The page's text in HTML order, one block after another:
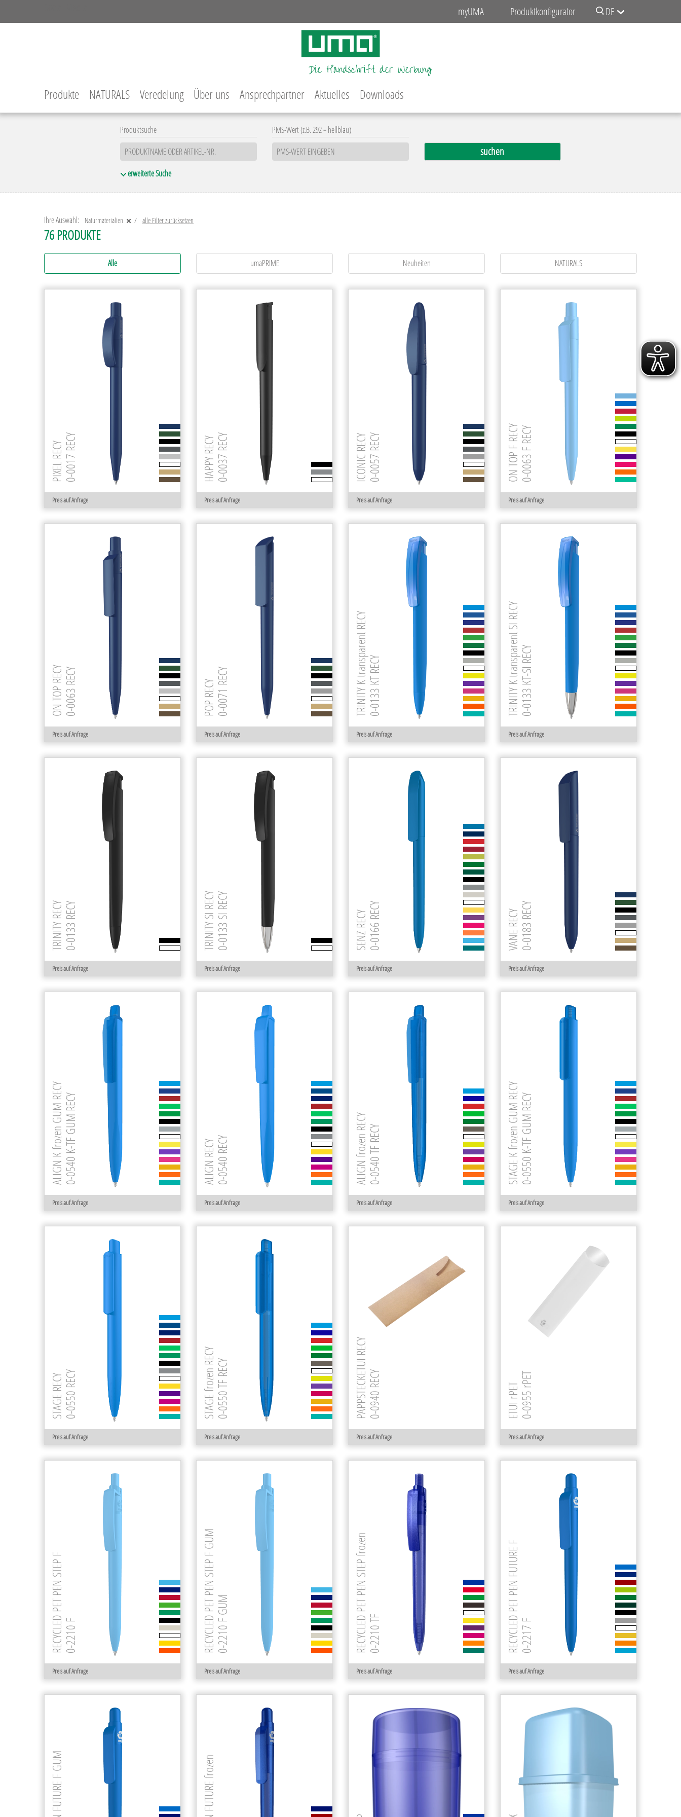
DE
myUMA Produktkonfigurator
Produkte NATURALS Veredelung Über uns Ansprechpartner Aktuelles Downloads
Produktsuche PMS-Wert (z.B. 292 = hellblau)
erweiterte Suche
Kunststoff
Metall
Pappe
Rollerball
Textmarkeralle Filter zurücksetzen
Ihre Auswahl: Naturmaterialien alle Filter zurücksetzen
76 PRODUKTE
Alle umaPRIME Neuheiten NATURALS
Preis auf Anfrage
PIXEL RECY0-0017 RECY
Preis auf Anfrage
HAPPY RECY0-0037 RECY
Preis auf Anfrage
ICONIC RECY0-0057 RECY
Preis auf Anfrage
ON TOP F RECY0-0063 F RECY
Preis auf Anfrage
ON TOP RECY0-0063 RECY
Preis auf Anfrage
POP RECY0-0071 RECY
Preis auf Anfrage
TRINITY K transparent RECY0-0133 KT RECY
Preis auf Anfrage
TRINITY K transparent SI RECY0-0133 KT-SI RECY
Preis auf Anfrage
TRINITY RECY0-0133 RECY
Preis auf Anfrage
TRINITY SI RECY0-0133 SI RECY
Preis auf Anfrage
SENZ RECY0-0166 RECY
Preis auf Anfrage
VANE RECY0-0183 RECY
Preis auf Anfrage
ALIGN K frozen GUM RECY0-0540 K-TF GUM RECY
Preis auf Anfrage
ALIGN RECY0-0540 RECY
Preis auf Anfrage
ALIGN frozen RECY0-0540 TF RECY
Preis auf Anfrage
STAGE K frozen GUM RECY0-0550 K-TF GUM RECY
Preis auf Anfrage
STAGE RECY0-0550 RECY
Preis auf Anfrage
STAGE frozen RECY0-0550 TF RECY
Preis auf Anfrage
PAPPSTECKETUI RECY0-0940 RECY
Preis auf Anfrage
ETUI rPET0-0955 rPET
Preis auf Anfrage
RECYCLED PET PEN STEP F0-2210 F
Preis auf Anfrage
RECYCLED PET PEN STEP F GUM0-2210 F GUM
Preis auf Anfrage
RECYCLED PET PEN STEP frozen0-2210 TF
Preis auf Anfrage
RECYCLED PET PEN FUTURE F0-2217 F